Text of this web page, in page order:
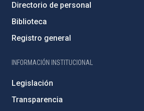
Directorio de personal
Biblioteca
Registro general
INFORMACIÓN INSTITUCIONAL
Legislación
Transparencia